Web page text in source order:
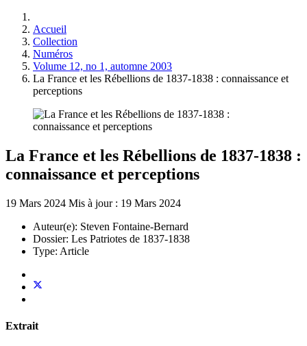
Accueil
Collection
Numéros
Volume 12, no 1, automne 2003
La France et les Rébellions de 1837-1838 : connaissance et
perceptions
La France et les Rébellions de 1837-1838 :
connaissance et perceptions
19 Mars 2024 Mis à jour : 19 Mars 2024
Auteur(e): Steven Fontaine-Bernard
Dossier: Les Patriotes de 1837-1838
Type: Article
Extrait